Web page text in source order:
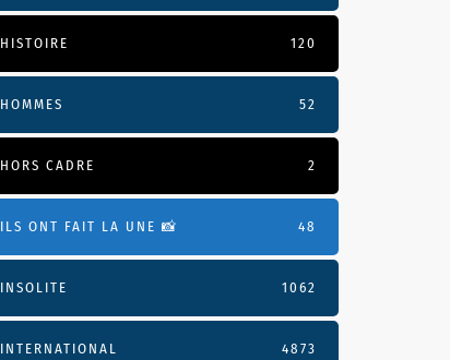
HISTOIRE 120
HOMMES 52
HORS CADRE 2
ILS ONT FAIT LA UNE 📸 48
INSOLITE 1062
INTERNATIONAL 4873